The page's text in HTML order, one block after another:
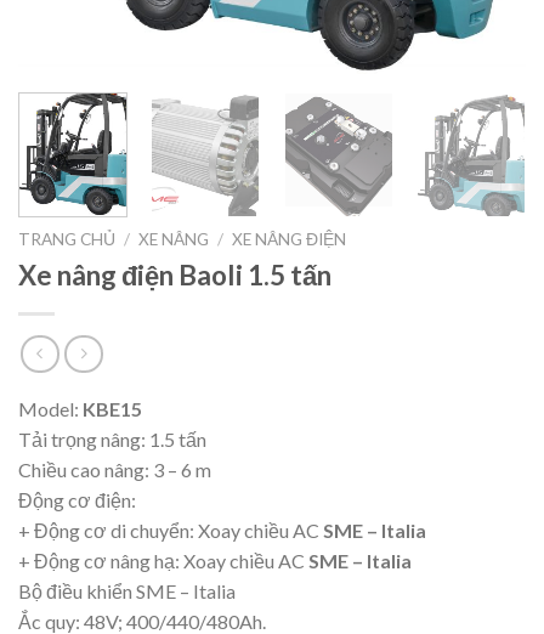
TRANG CHỦ / XE NÂNG / XE NÂNG ĐIỆN
Xe nâng điện Baoli 1.5 tấn
Model: KBE15
Tải trọng nâng: 1.5 tấn
Chiều cao nâng: 3 – 6 m
Động cơ điện:
+ Động cơ di chuyển: Xoay chiều AC SME – Italia
+ Động cơ nâng hạ: Xoay chiều AC SME – Italia
Bộ điều khiển SME – Italia
Ắc quy: 48V; 400/440/480Ah.